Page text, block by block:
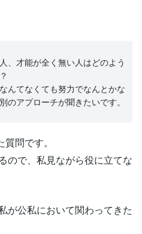
、才能が全く無い人はどのよう
んてなくても努力でなんとかな
のアプローチが聞きたいです。
問です。
ので、私見ながら役に立てな
が公私において関わってきた